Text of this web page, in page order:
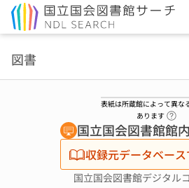
図書
表紙は所蔵館によって異な
あります
国立国会図書館館
収録元データベー
国立国会図書館デジタル